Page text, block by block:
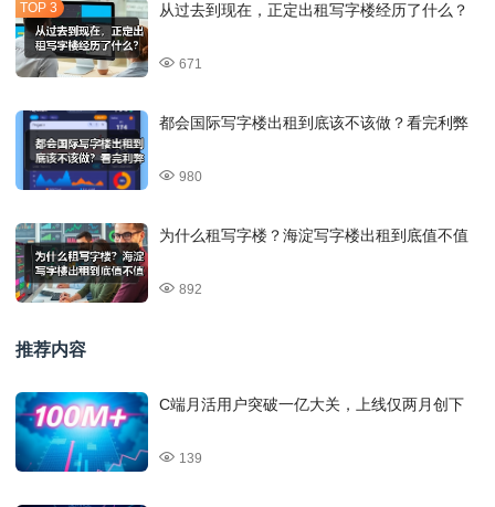
从过去到现在，正定出租写字楼经历了什么？
671
都会国际写字楼出租到底该不该做？看完利弊
980
为什么租写字楼？海淀写字楼出租到底值不值
892
推荐内容
C端月活用户突破一亿大关，上线仅两月创下
139